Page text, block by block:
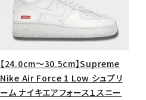
search
価格から探す
【24.0cm～30.5cm】Supreme
Nike Air Force 1 Low シュプリ
ーム ナイキエアフォース１スニー